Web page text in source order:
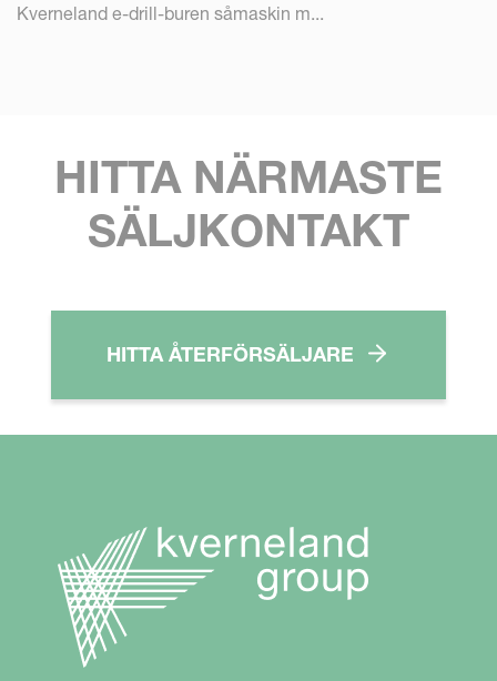
Kverneland e-drill-buren såmaskin m...
HITTA NÄRMASTE
SÄLJKONTAKT
HITTA ÅTERFÖRSÄLJARE